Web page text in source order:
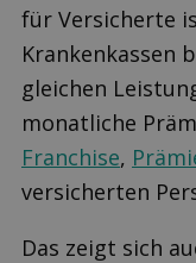
für Versicherte
Krankenkassen
gleichen
monatliche
Franchise,
versicherten
Das zeigt sich